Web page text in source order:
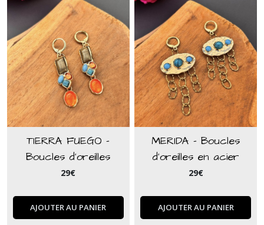
TIERRA FUEGO -
Boucles d'oreilles
cornaline & howlite
29€
AJOUTER AU PANIER
MERIDA - Boucles
d'oreilles en acier
inoxydable martelé et
29€
AJOUTER AU PANIER